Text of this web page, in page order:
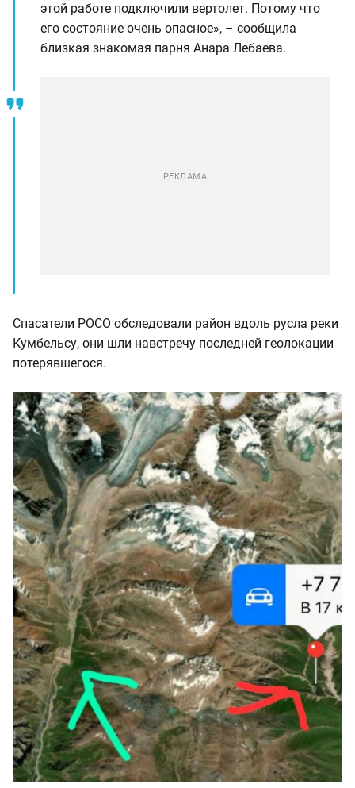
этой работе подключили вертолет. Потому что
его состояние очень опасное», – сообщила
близкая знакомая парня Анара Лебаева.
Спасатели РОСО обследовали район вдоль русла реки
Кумбельсу, они шли навстречу последней геолокации
потерявшегося.